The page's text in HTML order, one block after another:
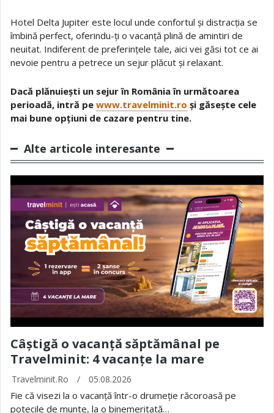
Hotel Delta Jupiter este locul unde confortul și distracția se
îmbină perfect, oferindu-ți o vacanță plină de amintiri de
neuitat. Indiferent de preferințele tale, aici vei găsi tot ce ai
nevoie pentru a petrece un sejur plăcut și relaxant.
Dacă plănuiești un sejur în România în următoarea
perioadă, intră pe www.travelminit.ro și găsește cele
mai bune opțiuni de cazare pentru tine.
Alte articole interesante
Câștigă o vacanță săptămânal pe
Travelminit: 4 vacanțe la mare
Travelminit.ro / 05.08.2026
Fie că visezi la o vacanță într-o drumeție răcoroasă pe
potecile de munte, la o binemeritată…